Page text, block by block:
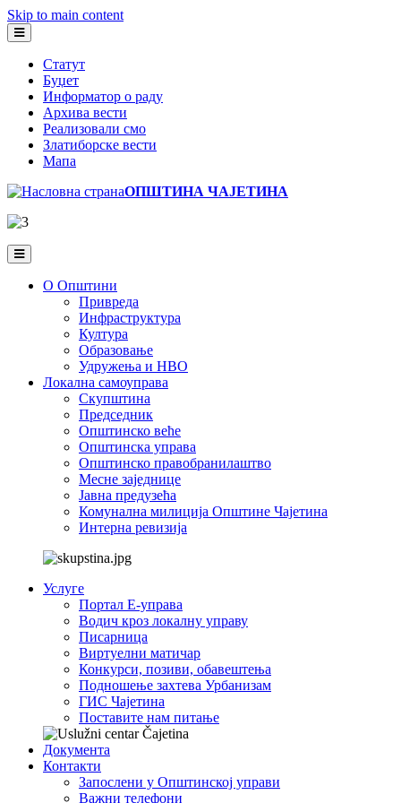
Skip to main content
Статут
Буџет
Информатор о раду
Архива вести
Реализовали смо
Златиборске вести
Мапа
ОПШТИНА ЧАЈЕТИНА
О Општини
Привреда
Инфраструктура
Култура
Образовање
Удружења и НВО
Локална самоуправа
Скупштина
Председник
Општинско веће
Општинска управа
Општинско правобранилаштво
Месне заједнице
Јавна предузећа
Комунална милиција Општине Чајетина
Интерна ревизија
Услуге
Портал Е-управа
Водич кроз локалну управу
Писарница
Виртуелни матичар
Конкурси, позиви, обавештења
Подношење захтева Урбанизам
ГИС Чајетина
Поставите нам питање
Документа
Контакти
Запослени у Општинској управи
Важни телефони